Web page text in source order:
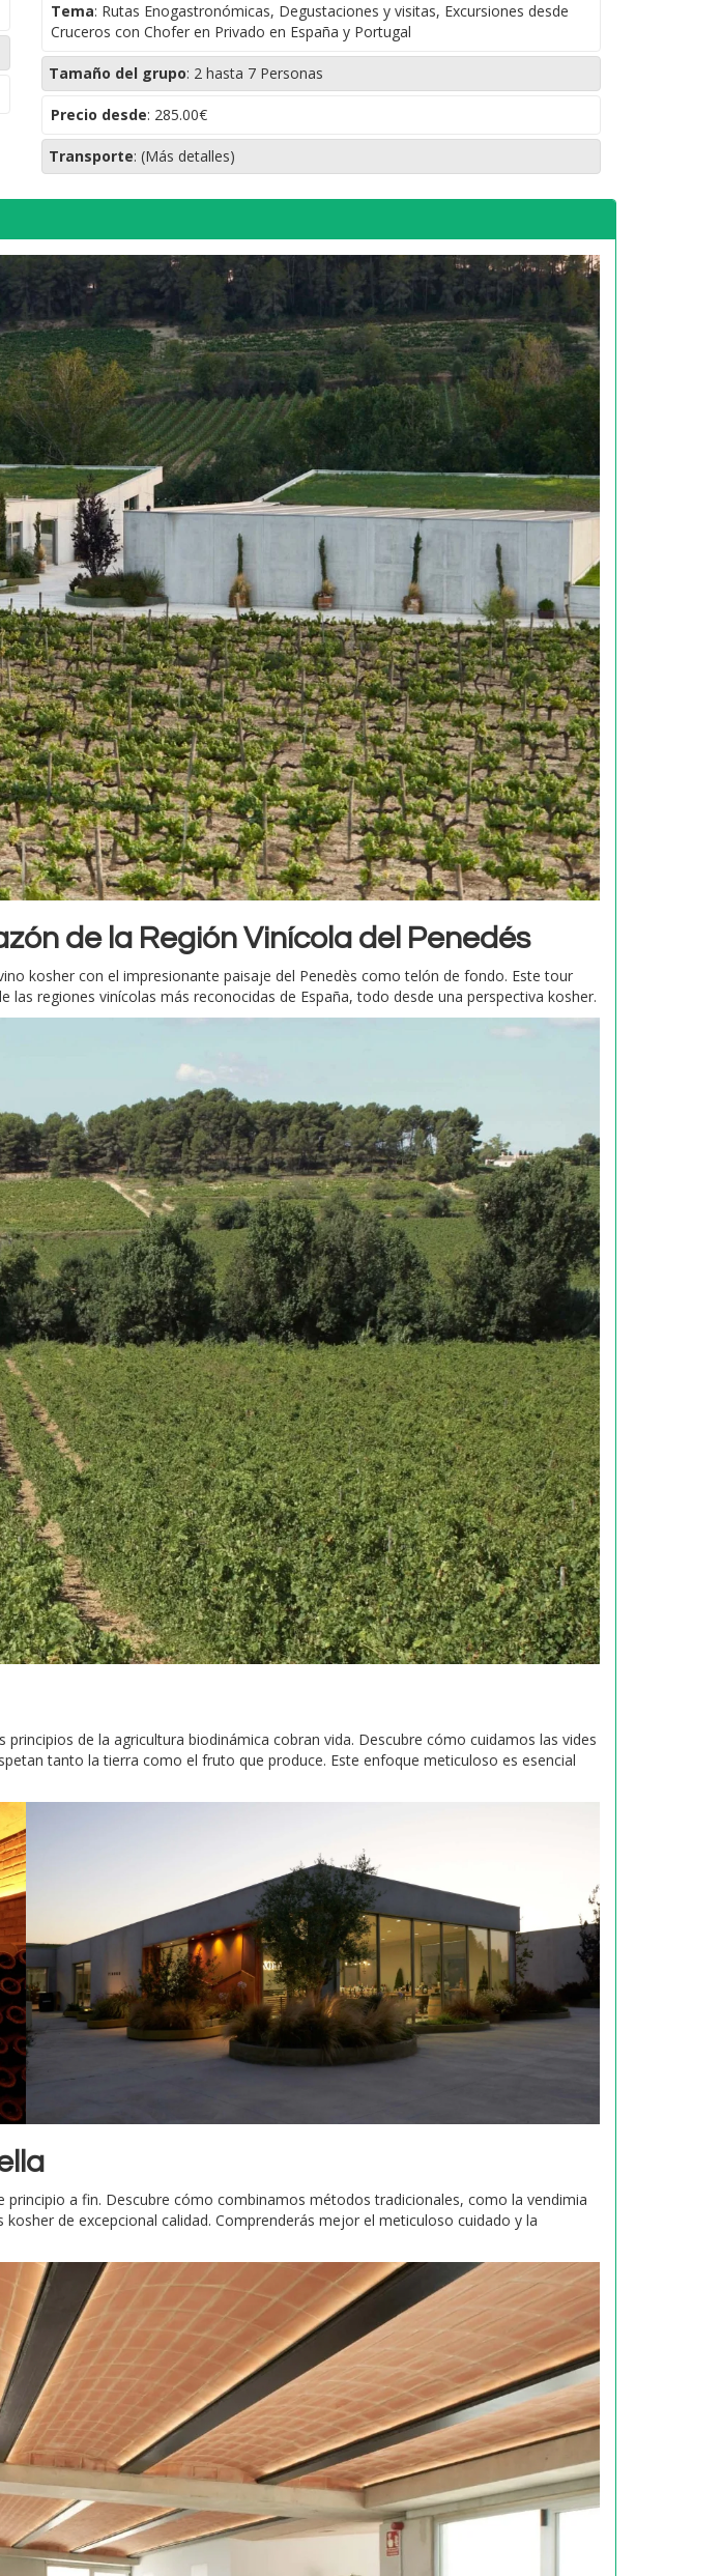
Tema: Rutas Enogastronómicas, Degustaciones y visitas, Excursiones desde
Cruceros con Chofer en Privado en España y Portugal
Tamaño del grupo: 2 hasta 7 Personas
Precio desde: 285.00€
Transporte: (Más detalles)
de la Región Vinícola del Penedés
kosher con el impresionante paisaje del Penedès como telón de fondo. Este tour
regiones vinícolas más reconocidas de España, todo desde una perspectiva kosher.
de la agricultura biodinámica cobran vida. Descubre cómo cuidamos las vides
tanto la tierra como el fruto que produce. Este enfoque meticuloso es esencial
a fin. Descubre cómo combinamos métodos tradicionales, como la vendimia
de excepcional calidad. Comprenderás mejor el meticuloso cuidado y la